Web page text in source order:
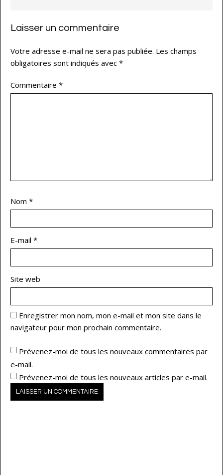
Laisser un commentaire
Votre adresse e-mail ne sera pas publiée. Les champs
obligatoires sont indiqués avec *
Commentaire *
Nom *
E-mail *
Site web
Enregistrer mon nom, mon e-mail et mon site dans le
navigateur pour mon prochain commentaire.
Prévenez-moi de tous les nouveaux commentaires par
e-mail.
Prévenez-moi de tous les nouveaux articles par e-mail.